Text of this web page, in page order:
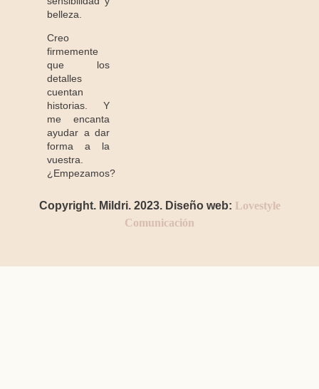
belleza.
Creo
firmemente
que los
detalles
cuentan
historias. Y
me encanta
ayudar a dar
forma a la
vuestra.
¿Empezamos?
Copyright. Mildri. 2023. Diseño web: Lovestyle
Comunicación